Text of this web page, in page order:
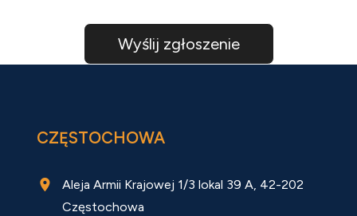
CZĘSTOCHOWA
Aleja Armii Krajowej 1/3 lokal 39 A, 42-202
Częstochowa